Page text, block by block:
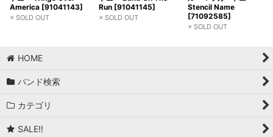
America [91041143]
× SOLD OUT
Run [91041145]
× SOLD OUT
Stencil Name
[71092585]
× SOLD OUT
HOME
バンド検索
カテゴリ
SALE!!